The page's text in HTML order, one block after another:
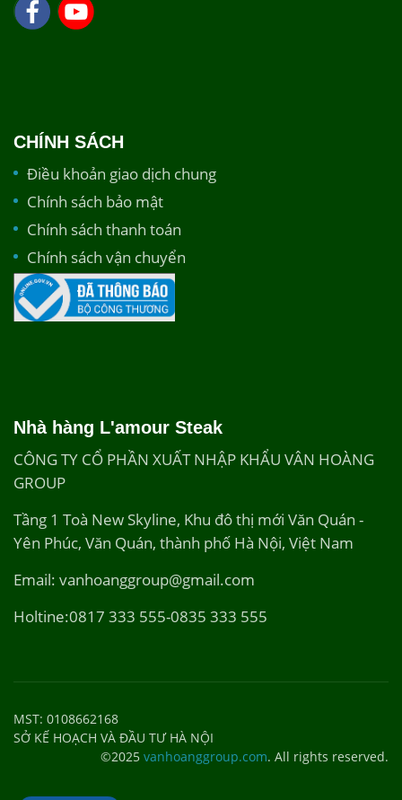
CHÍNH SÁCH
Điều khoản giao dịch chung
Chính sách bảo mật
Chính sách thanh toán
Chính sách vận chuyển
Nhà hàng L'amour Steak
CÔNG TY CỔ PHẦN XUẤT NHẬP KHẨU VÂN HOÀNG
GROUP
Tầng 1 Toà New Skyline, Khu đô thị mới Văn Quán -
Yên Phúc, Văn Quán, thành phố Hà Nội, Việt Nam
Email: vanhoanggroup@gmail.com
Holtine:0817 333 555-0835 333 555
MST: 0108662168
SỞ KẾ HOẠCH VÀ ĐẦU TƯ HÀ NỘI
©2025 vanhoanggroup.com. All rights reserved.